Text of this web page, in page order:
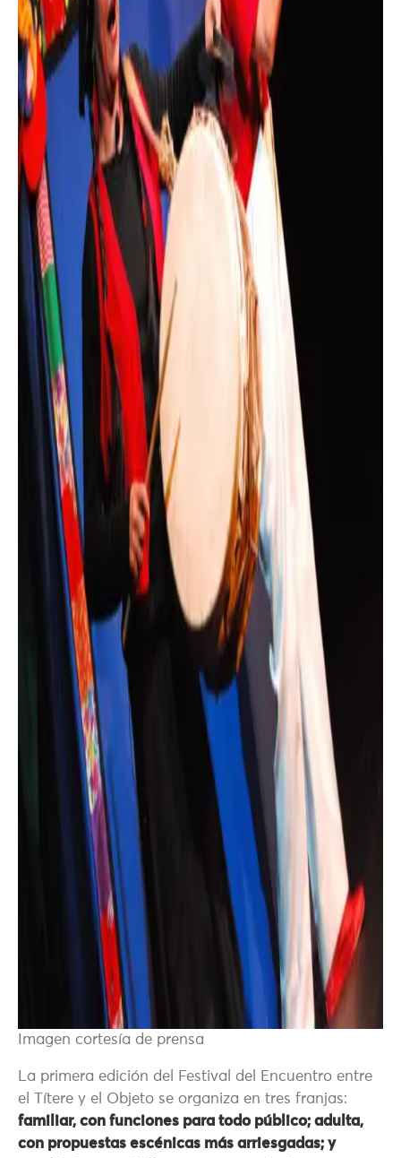
Imagen cortesía de prensa
La primera edición del Festival del Encuentro entre
el Títere y el Objeto se organiza en tres franjas:
familiar, con funciones para todo público; adulta,
con propuestas escénicas más arriesgadas; y